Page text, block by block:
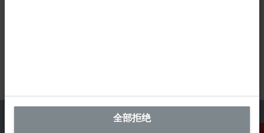
全部拒绝